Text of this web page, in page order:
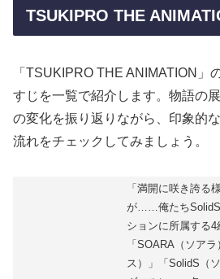
TSUKIPRO THE
「TSUKIPRO THE ANIMATION」
すじを一覧で紹介します。物語の
の変化を振り返りながら、印象的
流れをチェックしてみましょう。
「満開に咲き誇る
が……俺たちSolidS
ションに所属する4
「SOARA（ソア
ス）」「SolidS（